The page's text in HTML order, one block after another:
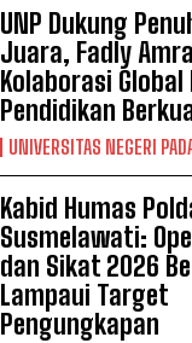
UNP Dukung
Juara, Fadly
Kolaborasi Global
Pendidikan
UNIVERSITAS NEGERI
Kabid Humas
Susmelawati:
dan Sikat 2026
Lampaui Target
Pengungkapan